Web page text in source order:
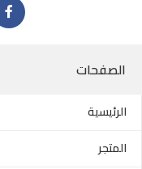
الصفحات
الرئيسية
المتجر